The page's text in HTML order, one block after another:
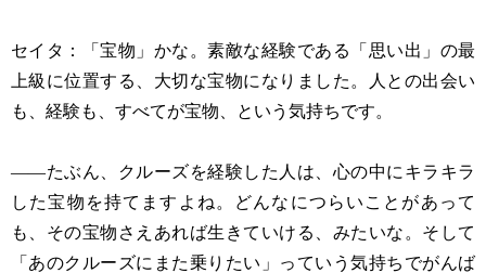
セイタ：「宝物」かな。素敵な経験である「思い出」の最
上級に位置する、大切な宝物になりました。人との出会い
も、経験も、すべてが宝物、という気持ちです。
——たぶん、クルーズを経験した人は、心の中にキラキラ
した宝物を持てますよね。どんなにつらいことがあって
も、その宝物さえあれば生きていける、みたいな。そして
「あのクルーズにまた乗りたい」っていう気持ちでがんば